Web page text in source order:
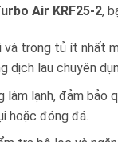
Air KRF25-2,
và trong tủ ít nhất
dịch lau chuyên
làm lạnh, đảm bảo
hoặc đóng đá.